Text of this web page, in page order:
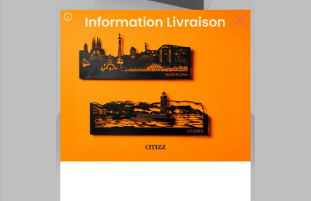
ARTS DE LA TABLE
Villefranche de Rouergue